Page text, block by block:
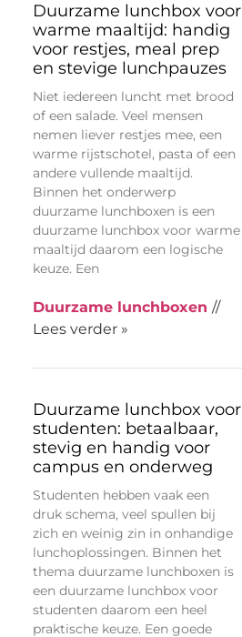
Duurzame lunchbox voor
warme maaltijd: handig
voor restjes, meal prep
en stevige lunchpauzes
Niet iedereen luncht met brood
of een salade. Veel mensen
nemen liever restjes mee, een
warme rijstschotel, pasta of een
andere vullende maaltijd.
Binnen het onderwerp
duurzame lunchboxen is een
duurzame lunchbox voor warme
maaltijd daarom een logische
keuze. Een
Duurzame lunchboxen //
Lees verder »
Duurzame lunchbox voor
studenten: betaalbaar,
stevig en handig voor
campus en onderweg
Studenten hebben vaak een
druk schema, veel spullen bij
zich en weinig zin in onhandige
lunchoplossingen. Binnen het
thema duurzame lunchboxen is
een duurzame lunchbox voor
studenten daarom een heel
praktische keuze. Een goede